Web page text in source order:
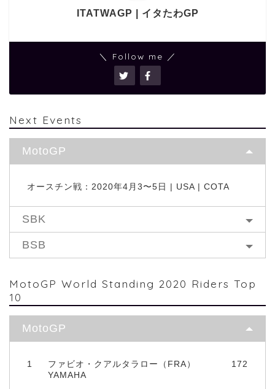
ITATWAGP | イタたわGP
＼ Follow me ／
Next Events
MotoGP
オースチン戦：2020年4月3〜5日 | USA | COTA
SBK
BSB
MotoGP World Standing 2020 Riders Top
10
MotoGP
1
ファビオ・クアルタラロー（FRA）
YAMAHA
172